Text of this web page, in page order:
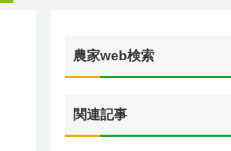
農家web検索
関連記事